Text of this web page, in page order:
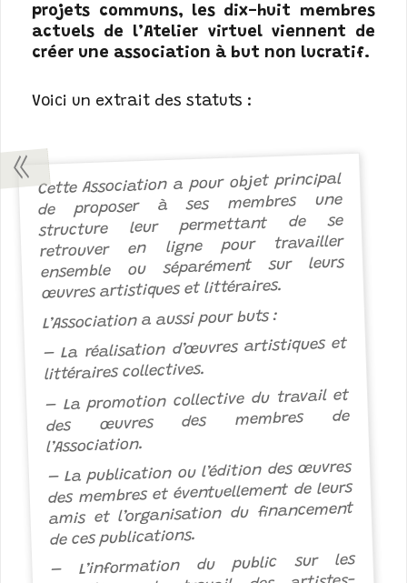
projets communs, les dix-huit membres
actuels de l’Atelier virtuel viennent de
créer une association à but non lucratif.
Voici un extrait des statuts :
Cette Association a pour objet principal
de proposer à ses membres une
structure leur permettant de se
retrouver en ligne pour travailler
ensemble ou séparément sur leurs
œuvres artistiques et littéraires.
L’Association a aussi pour buts :
– La réalisation d’œuvres artistiques et
littéraires collectives.
– La promotion collective du travail et
des œuvres des membres de
l’Association.
– La publication ou l’édition des œuvres
des membres et éventuellement de leurs
amis et l’organisation du financement
de ces publications.
– L’information du public sur les